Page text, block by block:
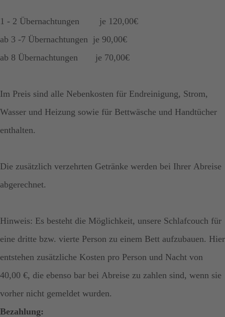
1 - 2 Übernachtungen je 120,00€
ab 3 -7 Übernachtungen je 90,00€
ab 8 Übernachtungen je 70,00€
Im Preis sind alle Nebenkosten für Endreinigung, Strom,
Wasser und Heizung sowie für Bettwäsche und Handtücher
enthalten.
Die zusätzlich verzehrten Getränke werden bei Ihrer Abreise
abgerechnet.
Hinweis: Es besteht die Möglichkeit, unsere Schlafcouch für
eine dritte bzw. vierte Person zu einem Bett aufzubauen. Hier
entstehen zusätzliche Kosten pro Person und Nacht von
40,00 €, die ebenso bar bei Abreise zu zahlen sind, wenn sie
vorher nicht gemeldet wurden.
Bezahlung: